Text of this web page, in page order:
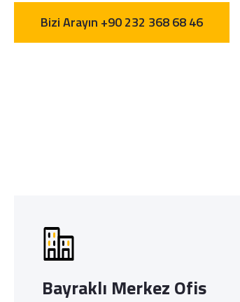
Bizi Arayın +90 232 368 68 46
Bayraklı Merkez Ofis